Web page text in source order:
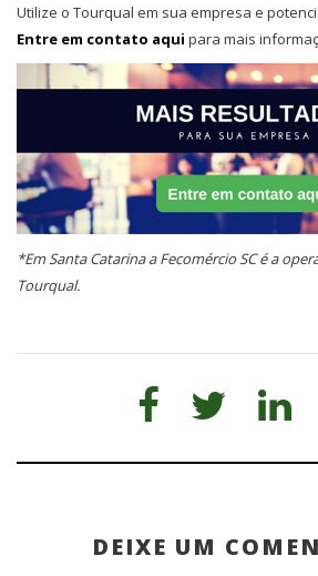
Utilize o Tourqual em sua empresa e
Entre em contato aqui para mais
*Em Santa Catarina a Fecomércio SC é a
Tourqual.
DEIXE UM